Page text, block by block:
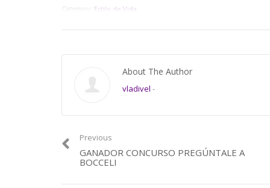
Category: Estilo de Vida
About The Author
vladivel -
Previous
GANADOR CONCURSO PREGÚNTALE A
BOCCELI